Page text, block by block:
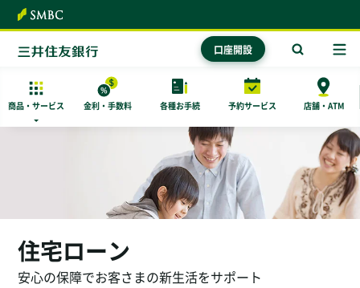
本文へ
口座開設
商品・ サービス 金利・手数料 各種お手続 予約サービス 店舗・ATM
住宅ローン
安心の保障でお客さまの新生活をサポート